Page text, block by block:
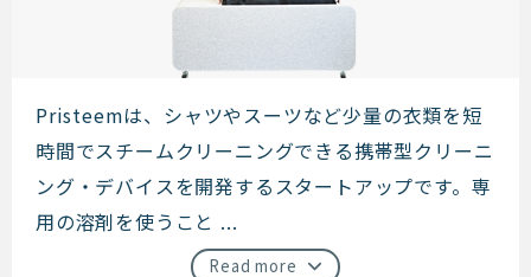
Pristeem
Pristeemは、シャツやスーツなど少量の衣類を短
時間でスチームクリーニングできる携帯型クリーニ
ング・デバイスを開発するスタートアップです。専
用の溶剤を使うこと ...
Read more